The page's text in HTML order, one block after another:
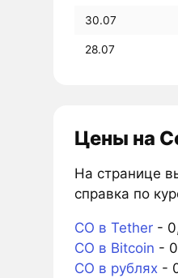
30.07
28.07
Цены на
На странице
справка по
CO в Tether-
CO в Bitcoin -
CO в рублях-